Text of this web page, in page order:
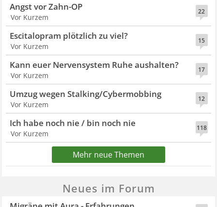
22
Angst vor Zahn-OP
Vor Kurzem
15
Escitalopram plötzlich zu viel?
Vor Kurzem
17
Kann euer Nervensystem Ruhe aushalten?
Vor Kurzem
12
Umzug wegen Stalking/Cybermobbing
Vor Kurzem
118
Ich habe noch nie / bin noch nie
Vor Kurzem
Mehr neue Themen
Neues im Forum